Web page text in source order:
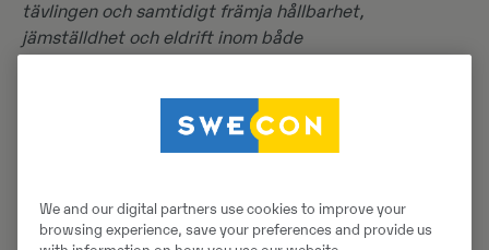
tävlingen och samtidigt främja hållbarhet,
jämställdhet och eldrift inom både
Barcelona. Stark Future har byggt upp ett engagerat,
We and our digital partners use cookies to improve your
browsing experience, save your preferences and provide us